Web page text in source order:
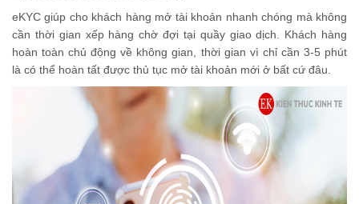
eKYC giúp cho khách hàng mở tài khoản nhanh chóng mà không
cần thời gian xếp hàng chờ đợi tại quầy giao dịch. Khách hàng
hoàn toàn chủ động về không gian, thời gian vì chỉ cần 3-5 phút
là có thể hoàn tất được thủ tục mở tài khoản mới ở bất cứ đâu.